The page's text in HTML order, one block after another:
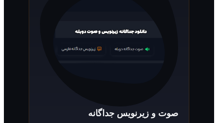
صوت و زیرنویس جداگانه